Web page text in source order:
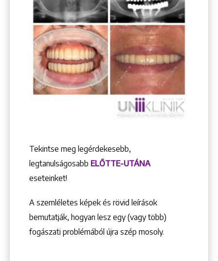
Tekintse meg legérdekesebb,
legtanulságosabb ELŐTTE-UTÁNA
eseteinket!
A szemléletes képek és rövid leírások
bemutatják, hogyan lesz egy (vagy több)
fogászati problémából újra szép mosoly.